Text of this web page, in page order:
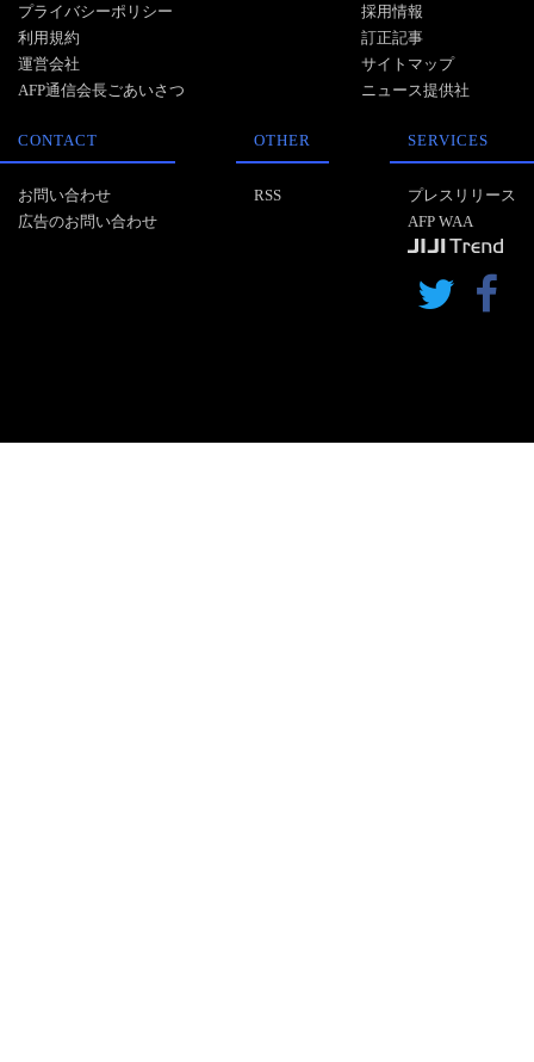
プライバシーポリシー
利用規約
運営会社
AFP通信会長ごあいさつ
採用情報
訂正記事
サイトマップ
ニュース提供社
CONTACT
お問い合わせ
広告のお問い合わせ
OTHER
RSS
SERVICES
プレスリリース
AFP WAA